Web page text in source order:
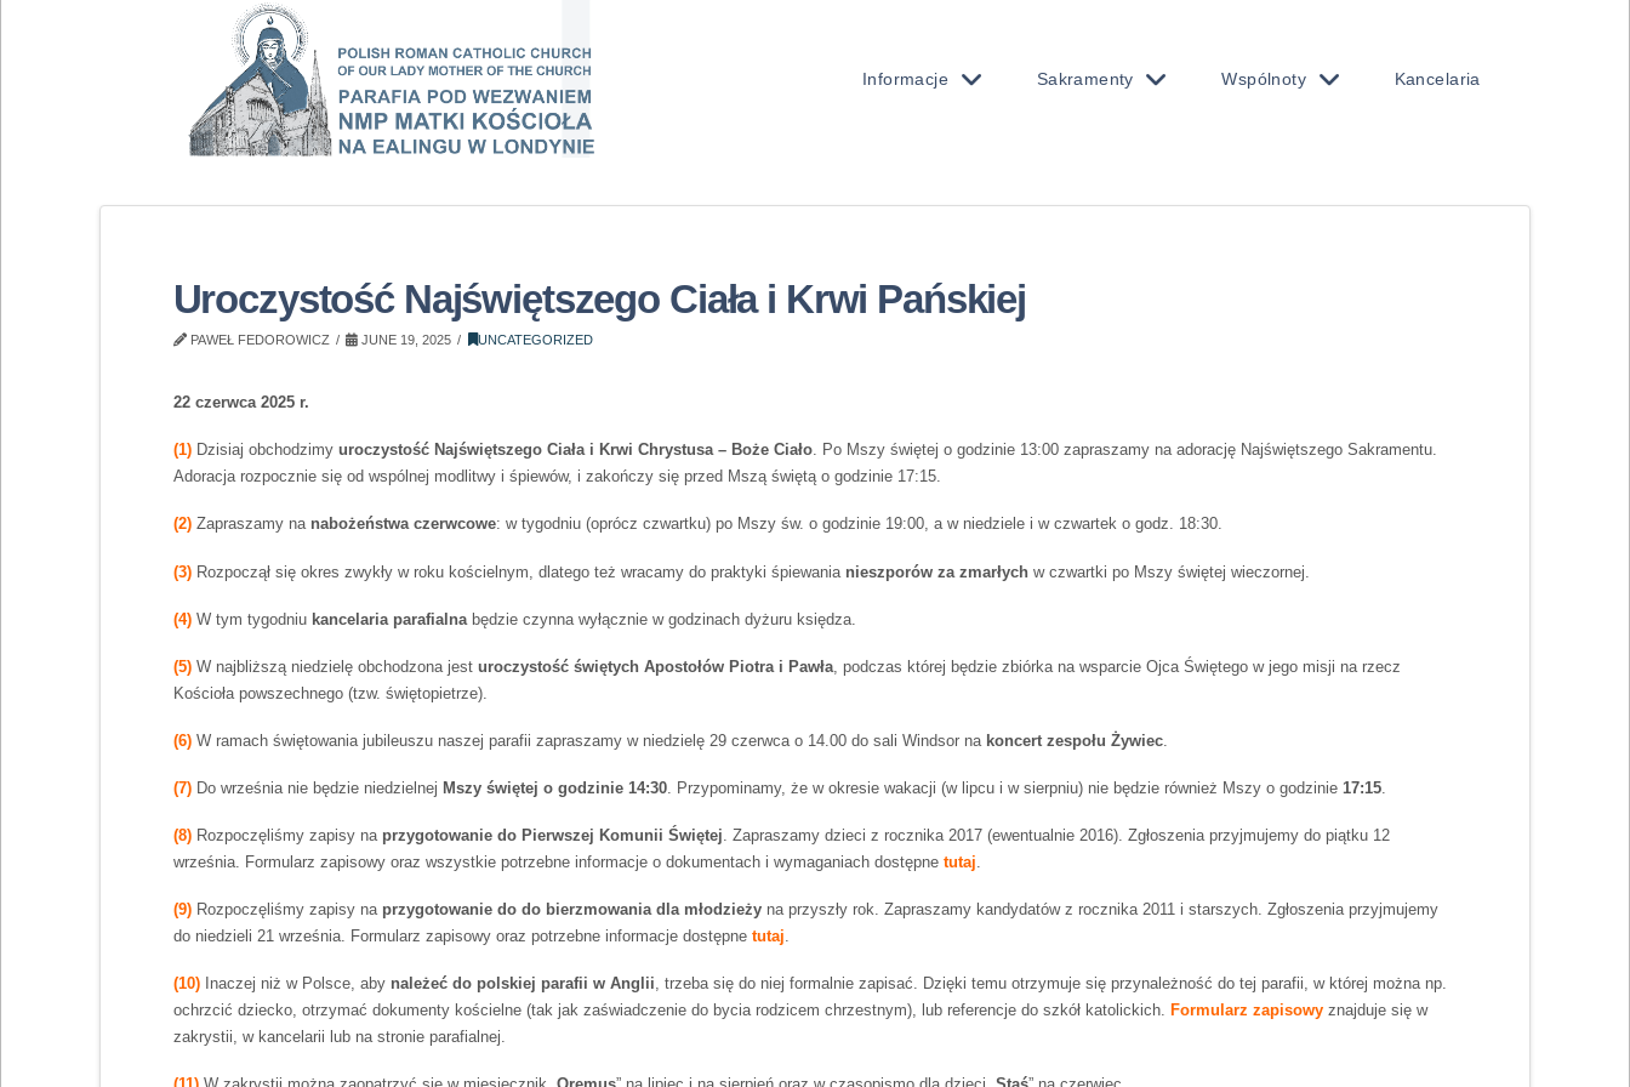
Informacje Sakramenty Wspólnoty Kancelaria
Uroczystość Najświętszego Ciała i Krwi Pańskiej
PAWEŁ FEDOROWICZ JUNE 19, 2025 UNCATEGORIZED
22 czerwca 2025 r.
(1) Dzisiaj obchodzimy uroczystość Najświętszego Ciała i Krwi Chrystusa – Boże Ciało. Po Mszy świętej o godzinie 13:00 zapraszamy na adorację Najświętszego Sakramentu.
Adoracja rozpocznie się od wspólnej modlitwy i śpiewów, i zakończy się przed Mszą świętą o godzinie 17:15.
(2) Zapraszamy na nabożeństwa czerwcowe: w tygodniu (oprócz czwartku) po Mszy św. o godzinie 19:00, a w niedziele i w czwartek o godz. 18:30.
(3) Rozpoczął się okres zwykły w roku kościelnym, dlatego też wracamy do praktyki śpiewania nieszporów za zmarłychw czwartki po Mszy świętej wieczornej.
(4) W tym tygodniu kancelaria parafialna będzie czynna wyłącznie w godzinach dyżuru księdza.
(5) W najbliższą niedzielę obchodzona jest uroczystość świętych Apostołów Piotra i Pawła, podczas której będzie zbiórka na wsparcie Ojca Świętego w jego misji na rzecz
Kościoła powszechnego (tzw. świętopietrze).
(6) W ramach świętowania jubileuszu naszej parafii zapraszamy w niedzielę 29 czerwca o 14.00 do sali Windsor na koncert zespołu Żywiec.
(7) Do września nie będzie niedzielnej Mszy świętej o godzinie 14:30. Przypominamy, że w okresie wakacji (w lipcu i w sierpniu) nie będzie również Mszy o godzinie 17:15.
(8) Rozpoczęliśmy zapisy na przygotowanie do Pierwszej Komunii Świętej . Zapraszamy dzieci z rocznika 2017 (ewentualnie 2016). Zgłoszenia przyjmujemy do piątku 12
września. Formularz zapisowy oraz wszystkie potrzebne informacje o dokumentach i wymaganiach dostępne tutaj
(9) Rozpoczęliśmy zapisy na przygotowanie do do bierzmowania dla młodzieży na przyszły rok. Zapraszamy kandydatów z rocznika 2011 i starszych. Zgłoszenia przyjmujemy
do niedzieli 21 września. Formularz zapisowy oraz potrzebne informacje dostępne tutaj
(10) Inaczej niż w Polsce, aby należeć do polskiej parafii w Anglii , trzeba się do niej formalnie zapisać. Dzięki temu otrzymuje się przynależność do tej parafii, w której można np.
ochrzcić dziecko, otrzymać dokumenty kościelne (tak jak zaświadczenie do bycia rodzicem chrzestnym), lub referencje do szkół katolickich.
Formularz zapisowyznajduje się w
zakrystii, w kancelarii lub na stronie parafialnej.